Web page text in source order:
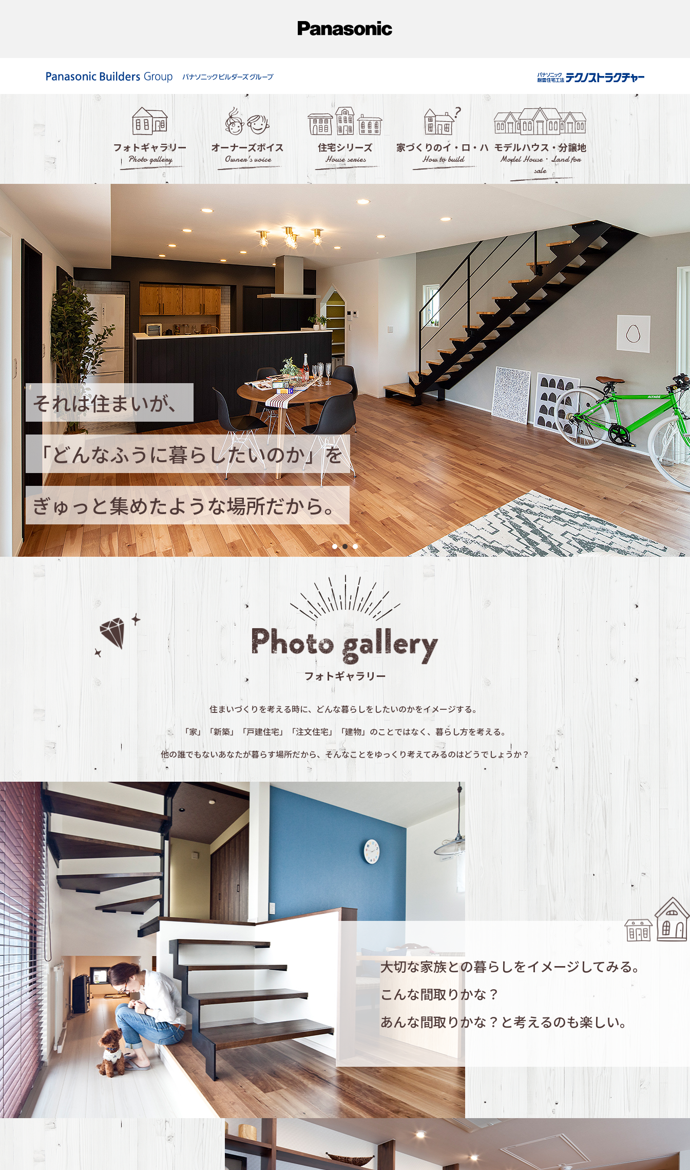
フォトギャラリー
Photo gallery
オーナーズボイス
Owner's voice
住宅シリーズ
House series
家づくりのイ・ロ・ハ
How to build
失敗しない！住宅会社選び
家づくり完璧！スケジュール
｢転機｣への備え！｢わが家を貸す｣準備
快適のヒミツ！そのカギは「断熱」
長持ちする家！だからこそ「保証」が大事
モデルハウス・分譲地
Model House・Land for
sale
あなたは
どんなふうに暮らしたいでしょう？
どんな暮らしを
住まいにぎゅっとつめこみたいでしょう？
フォトギャラリー
住まいづくりを考える時に、どんな暮らしを したいのかをイメージする。
「家」「新築」「戸建住宅」「注文住宅」
「建物」のことではなく、暮らし方を考える。
他の誰でもないあなたが暮らす場所だから、 そんなことをゆっくり考えてみるのはどうでしょうか？
大切な家族との暮らしをイメージしてみる。
こんな間取りかな？
あんな間取りかな？と考えるのも楽しい。